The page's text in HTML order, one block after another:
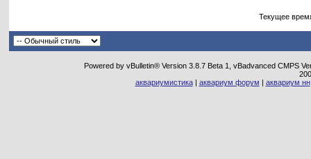
Текущее
Powered by vBulletin® Version 3.8.7 Beta 1, vBadvanced CMPS
аквариумистика| аквариум форум | аквариум нн